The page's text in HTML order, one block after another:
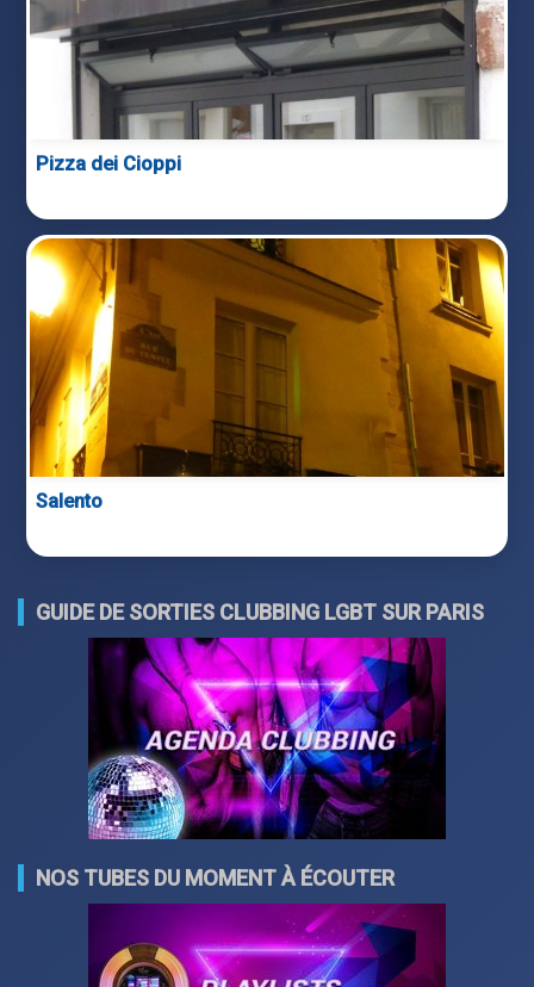
Pizza dei Cioppi
Salento
GUIDE DE SORTIES CLUBBING LGBT SUR PARIS
NOS TUBES DU MOMENT À ÉCOUTER